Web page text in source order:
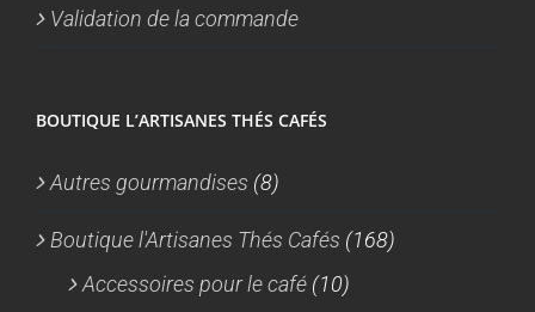
Validation de la commande
BOUTIQUE L’ARTISANES THÉS CAFÉS
Autres gourmandises (8)
Boutique l'Artisanes Thés Cafés (168)
Accessoires pour le café (10)